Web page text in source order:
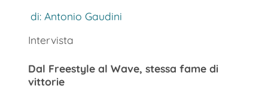
di: Antonio Gaudini
Intervista
Dal Freestyle al Wave, stessa fame di
vittorie